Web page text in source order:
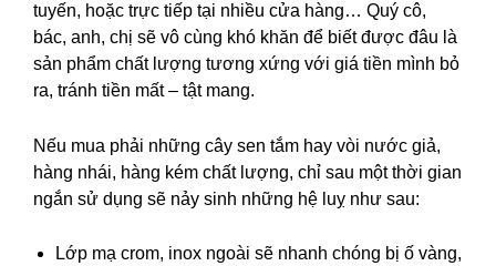
tuyến, hoặc trực tiếp tại nhiều cửa hàng… Quý cô,
bác, anh, chị sẽ vô cùng khó khăn để biết được đâu là
sản phẩm chất lượng tương xứng với giá tiền mình bỏ
ra, tránh tiền mất – tật mang.
Nếu mua phải những cây sen tắm hay vòi nước giả,
hàng nhái, hàng kém chất lượng, chỉ sau một thời gian
ngắn sử dụng sẽ nảy sinh những hệ luỵ như sau:
Lớp mạ crom, inox ngoài sẽ nhanh chóng bị ố vàng,